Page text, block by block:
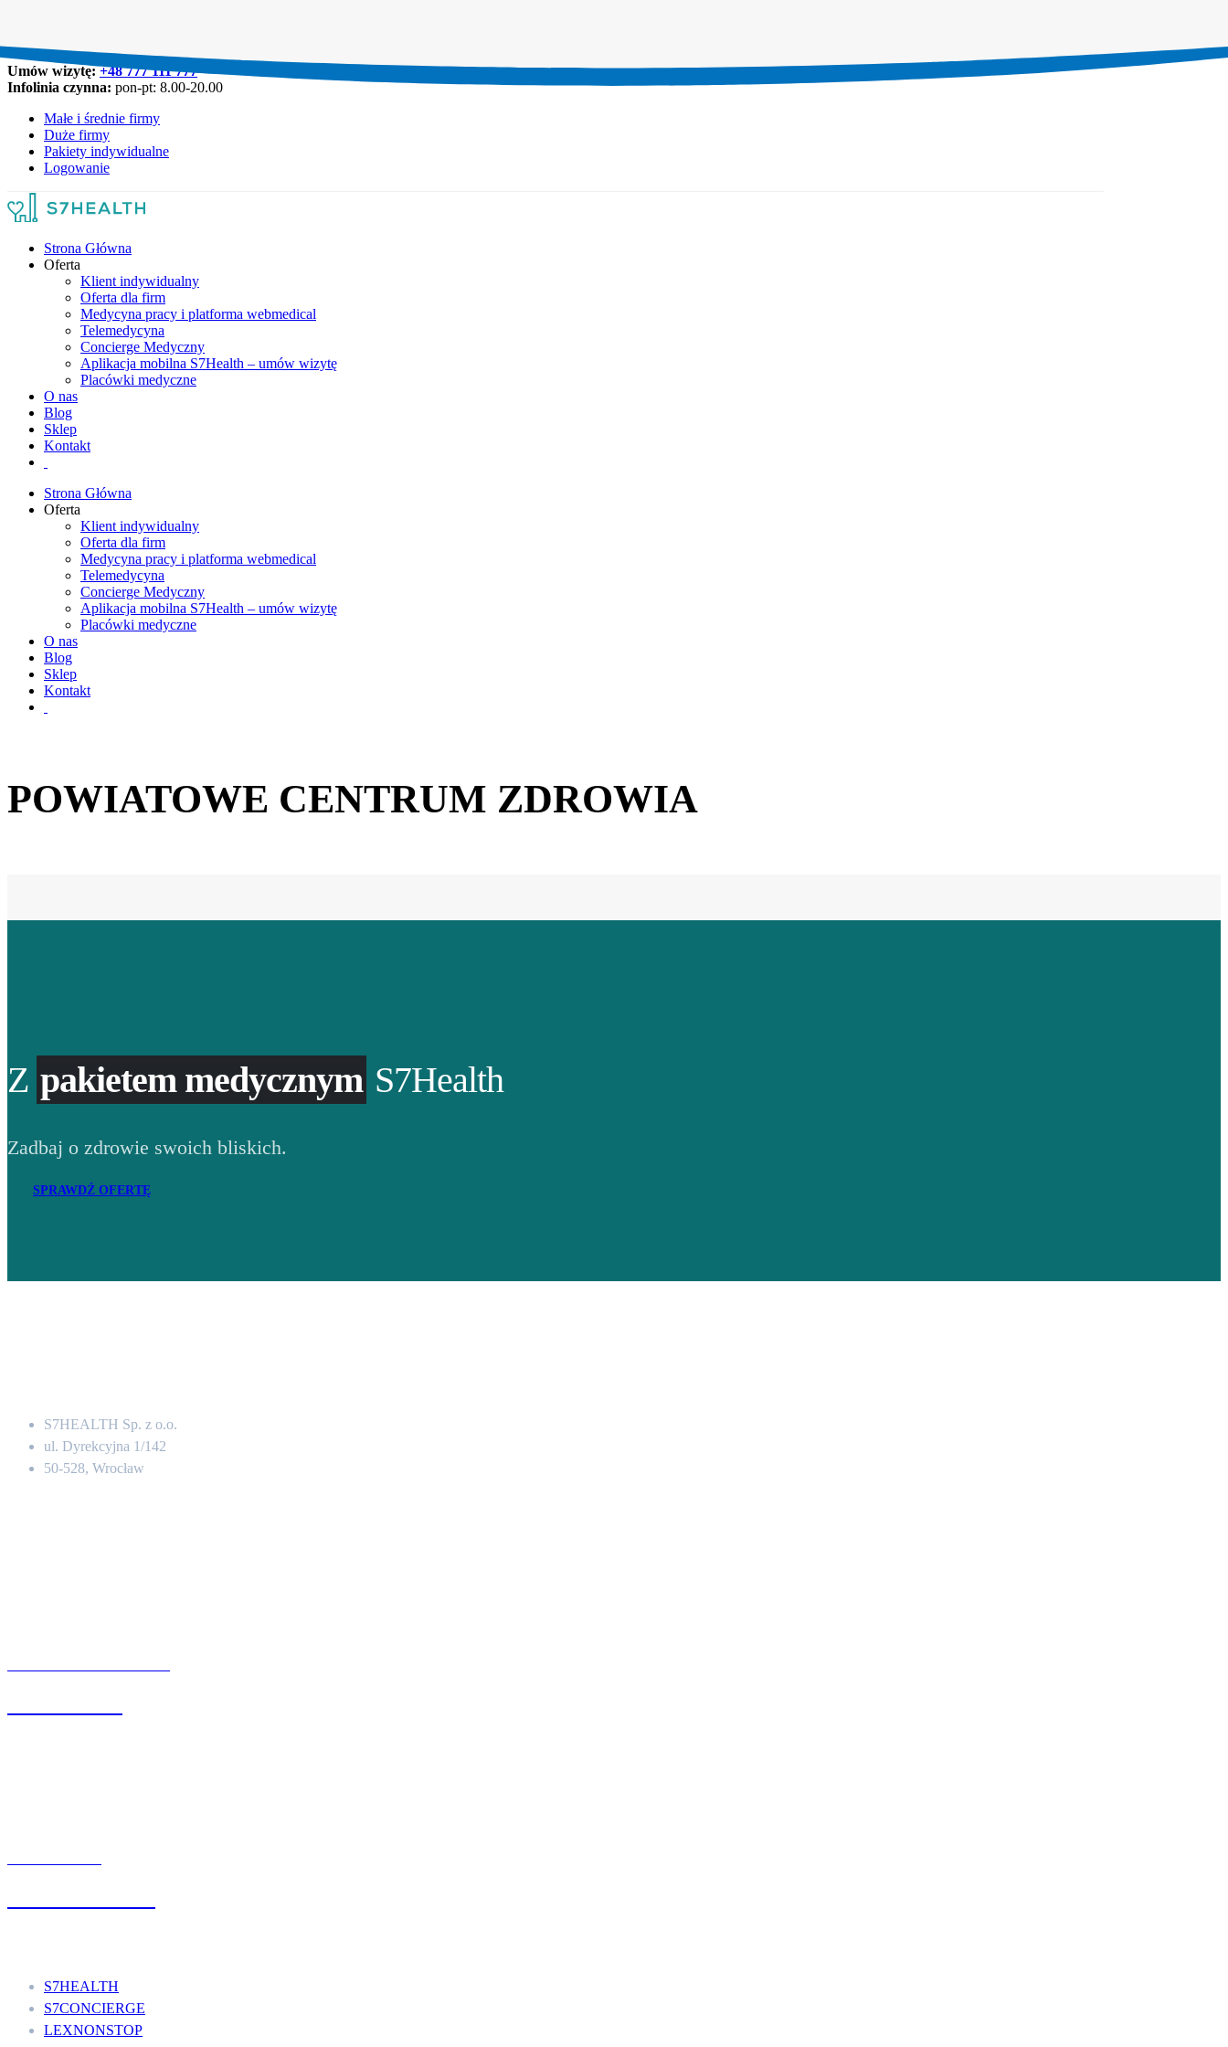
Umów wizytę:+48 777 111 777
Infolinia czynna: pon-pt: 8.00-20.00
Małe i średnie firmy
Duże firmy
Pakiety indywidualne
Logowanie
Strona Główna
Oferta
Klient indywidualny
Oferta dla firm
Medycyna pracy i platforma webmedical
Telemedycyna
Concierge Medyczny
Aplikacja mobilna S7Health – umów wizytę
Placówki medyczne
O nas
Blog
Sklep
Kontakt
Strona Główna
Oferta
Klient indywidualny
Oferta dla firm
Medycyna pracy i platforma webmedical
Telemedycyna
Concierge Medyczny
Aplikacja mobilna S7Health – umów wizytę
Placówki medyczne
O nas
Blog
Sklep
Kontakt
POWIATOWE CENTRUM ZDROWIA
Z pakietem medycznym S7Health
Zadbaj o zdrowie swoich bliskich.
SPRAWDŹ OFERTĘ
S7HEALTH Sp. z o.o.
ul. Dyrekcyjna 1/142
50-528, Wrocław
S7HEALTH
S7CONCIERGE
LEXNONSTOP